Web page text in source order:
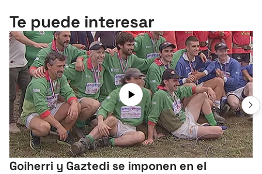
Te puede interesar
Goiherri y Gaztedi se imponen en el